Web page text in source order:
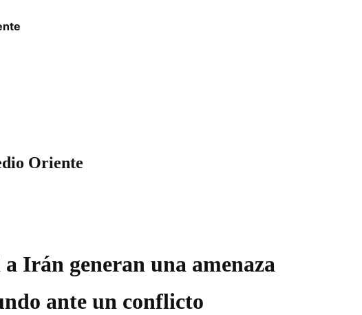
Oriente
Irán generan una amenaza
ante un conflicto